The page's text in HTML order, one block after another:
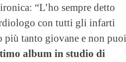
“L’ho sempre detto
con tutti gli infarti
più tanto giovane e non puoi
album in studio di